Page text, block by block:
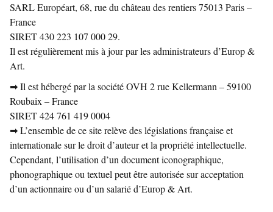
SARL Européart, 68, rue du château des rentiers 75013 Paris –
France
SIRET 430 223 107 000 29.
Il est régulièrement mis à jour par les administrateurs d’Europ &
Art.
➡ Il est hébergé par la société OVH 2 rue Kellermann – 59100
Roubaix – France
SIRET 424 761 419 0004
➡ L’ensemble de ce site relève des législations française et
internationale sur le droit d’auteur et la propriété intellectuelle.
Cependant, l’utilisation d’un document iconographique,
phonographique ou textuel peut être autorisée sur acceptation
d’un actionnaire ou d’un salarié d’Europ & Art.